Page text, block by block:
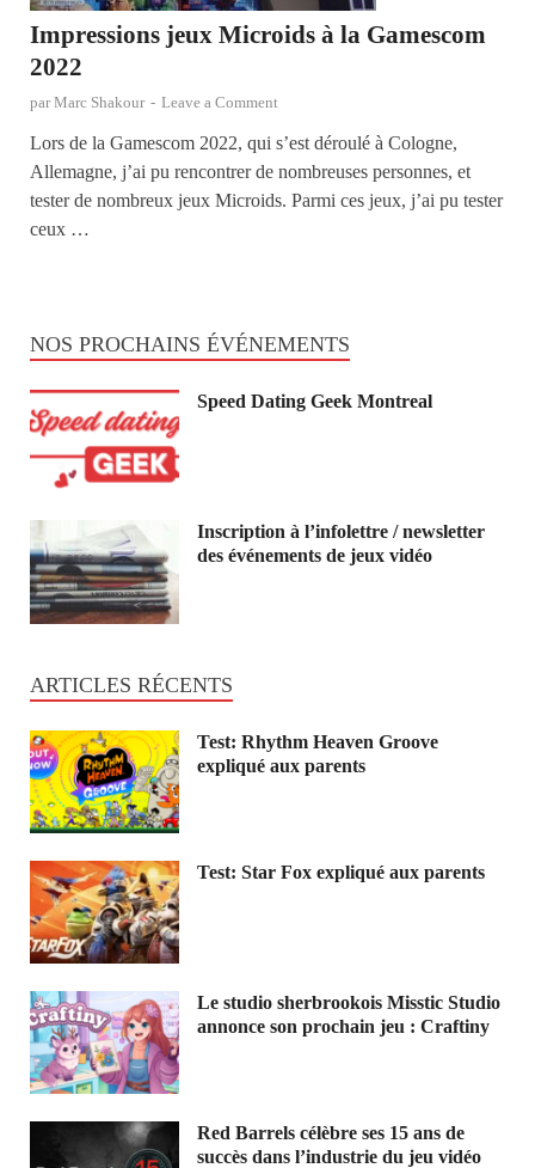
Impressions jeux Microids à la Gamescom
2022
parMarc Shakour - Leave a Comment
Lors de la Gamescom 2022, qui s’est déroulé à Cologne,
Allemagne, j’ai pu rencontrer de nombreuses personnes, et
tester de nombreux jeux Microids. Parmi ces jeux, j’ai pu tester
ceux …
NOS PROCHAINS ÉVÉNEMENTS
Speed Dating Geek Montreal
Inscription à l’infolettre / newsletter
des événements de jeux vidéo
ARTICLES RÉCENTS
Test: Rhythm Heaven Groove
expliqué aux parents
Test: Star Fox expliqué aux parents
Le studio sherbrookois Misstic Studio
annonce son prochain jeu : Craftiny
Red Barrels célèbre ses 15 ans de
succès dans l’industrie du jeu vidéo